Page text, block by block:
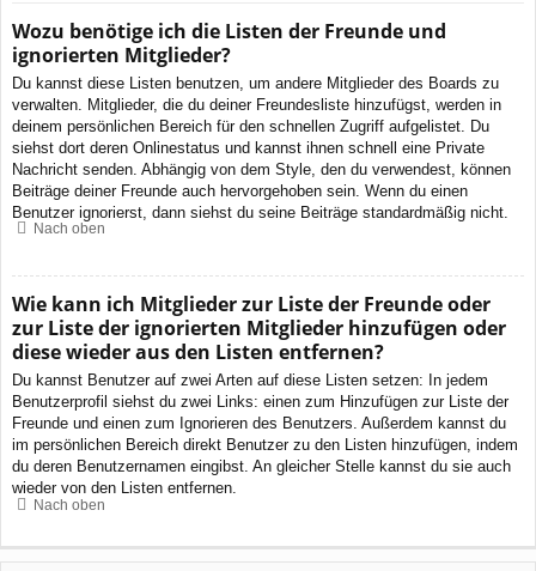
Wozu benötige ich die Listen der Freunde und
ignorierten Mitglieder?
Du kannst diese Listen benutzen, um andere Mitglieder des Boards zu
verwalten. Mitglieder, die du deiner Freundesliste hinzufügst, werden in
deinem persönlichen Bereich für den schnellen Zugriff aufgelistet. Du
siehst dort deren Onlinestatus und kannst ihnen schnell eine Private
Nachricht senden. Abhängig von dem Style, den du verwendest, können
Beiträge deiner Freunde auch hervorgehoben sein. Wenn du einen
Benutzer ignorierst, dann siehst du seine Beiträge standardmäßig nicht.
Nach oben
Wie kann ich Mitglieder zur Liste der Freunde oder
zur Liste der ignorierten Mitglieder hinzufügen oder
diese wieder aus den Listen entfernen?
Du kannst Benutzer auf zwei Arten auf diese Listen setzen: In jedem
Benutzerprofil siehst du zwei Links: einen zum Hinzufügen zur Liste der
Freunde und einen zum Ignorieren des Benutzers. Außerdem kannst du
im persönlichen Bereich direkt Benutzer zu den Listen hinzufügen, indem
du deren Benutzernamen eingibst. An gleicher Stelle kannst du sie auch
wieder von den Listen entfernen.
Nach oben